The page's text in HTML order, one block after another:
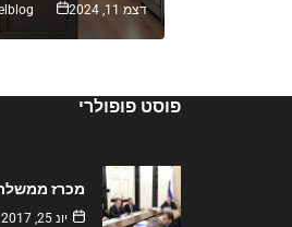
דצמ 11, 2024
פוסט פופולרי
מכרז
יונ 25, 2017